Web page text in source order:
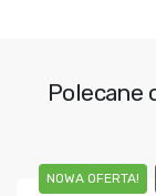
Polecane
NOWA OFERTA!